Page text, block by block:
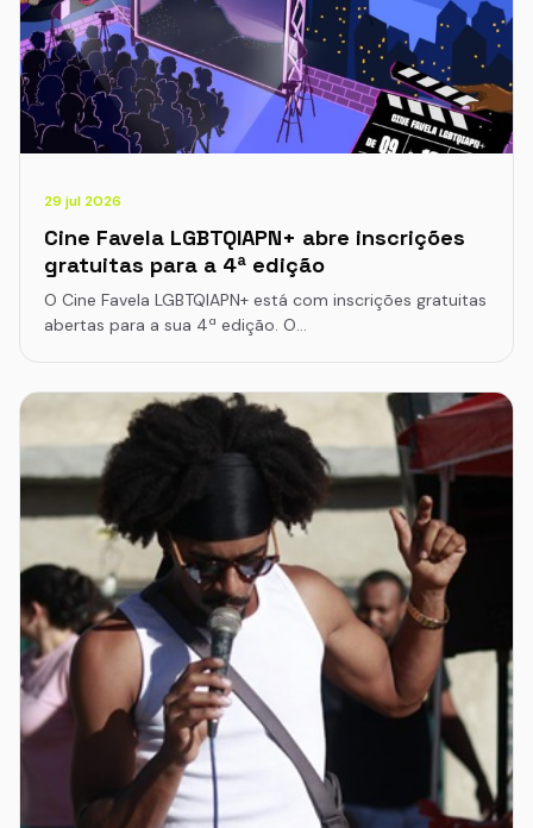
29 jul 2026
Cine Favela LGBTQIAPN+ abre inscrições
gratuitas para a 4ª edição
O Cine Favela LGBTQIAPN+ está com inscrições gratuitas
abertas para a sua 4ª edição. O…